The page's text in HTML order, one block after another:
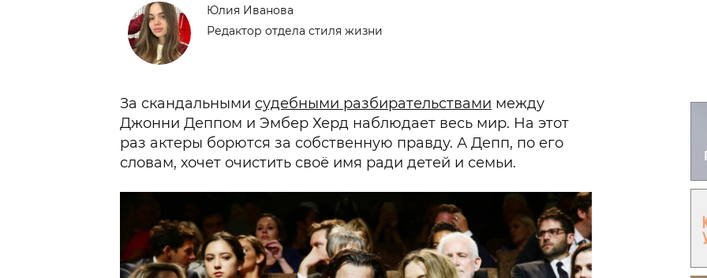
Юлия Иванова
Редактор отдела стиля жизни
За скандальными судебными разбирательствами между
Джонни Деппом и Эмбер Херд наблюдает весь мир. На этот
раз актеры борются за собственную правду. А Депп, по его
словам, хочет очистить своё имя ради детей и семьи.